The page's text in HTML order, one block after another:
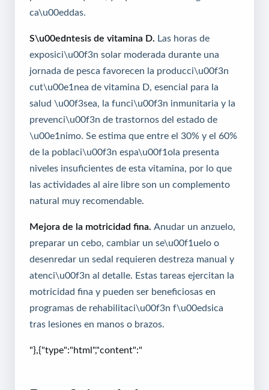
ca\u00eddas.
S\u00edntesis de vitamina D. Las horas de
exposici\u00f3n solar moderada durante una
jornada de pesca favorecen la producci\u00f3n
cut\u00e1nea de vitamina D, esencial para la
salud \u00f3sea, la funci\u00f3n inmunitaria y la
prevenci\u00f3n de trastornos del estado de
\u00e1nimo. Se estima que entre el 30% y el 60%
de la poblaci\u00f3n espa\u00f1ola presenta
niveles insuficientes de esta vitamina, por lo que
las actividades al aire libre son un complemento
natural muy recomendable.
Mejora de la motricidad fina. Anudar un anzuelo,
preparar un cebo, cambiar un se\u00f1uelo o
desenredar un sedal requieren destreza manual y
atenci\u00f3n al detalle. Estas tareas ejercitan la
motricidad fina y pueden ser beneficiosas en
programas de rehabilitaci\u00f3n f\u00edsica
tras lesiones en manos o brazos.
"},{"type":"html","content":"